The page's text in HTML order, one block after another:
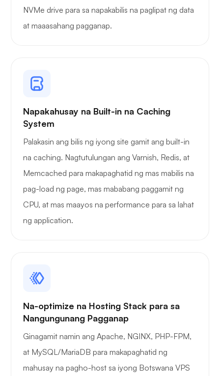
NVMe drive para sa napakabilis na paglipat ng data
at maaasahang pagganap.
Napakahusay na Built-in na Caching
System
Palakasin ang bilis ng iyong site gamit ang built-in
na caching. Nagtutulungan ang Varnish, Redis, at
Memcached para makapaghatid ng mas mabilis na
pag-load ng page, mas mababang paggamit ng
CPU, at mas maayos na performance para sa lahat
ng application.
Na-optimize na Hosting Stack para sa
Nangungunang Pagganap
Ginagamit namin ang Apache, NGINX, PHP-FPM,
at MySQL/MariaDB para makapaghatid ng
mahusay na pagho-host sa iyong Botswana VPS